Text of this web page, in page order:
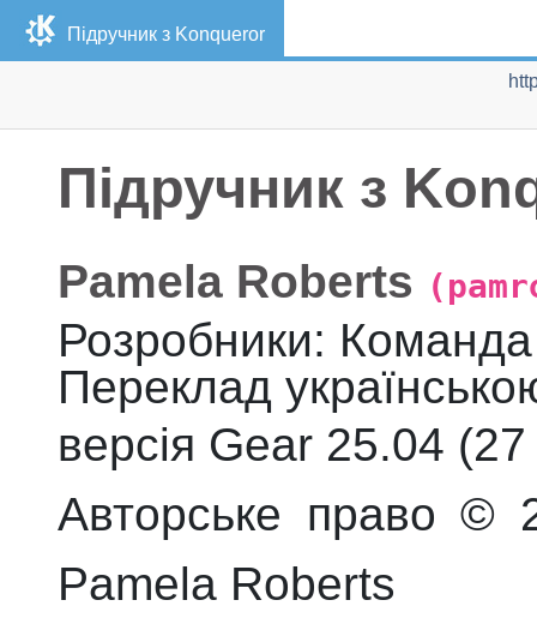
Підручник з Konqueror
Підручник з
Pamela Roberts
Розробники:
Переклад
версія Gear 25.04 (27
Авторське право ©
Pamela Roberts